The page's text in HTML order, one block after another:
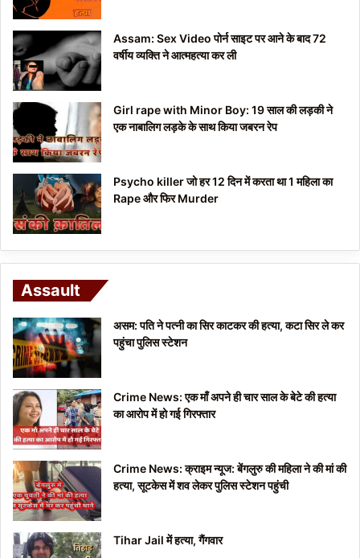
Assam: Sex Video पोर्न साइट पर आने के बाद 72
वर्षीय व्यक्ति ने आत्महत्या कर ली
Girl rape with Minor Boy: 19 साल की लड़की ने
एक नाबालिग लड़के के साथ किया जबरन रेप
Psycho killer जो हर 12 दिन में करता था 1 महिला का
Rape और फिर Murder
Assault
असम: पति ने पत्नी का सिर काटकर की हत्या, कटा सिर ले कर
पहुंचा पुलिस स्टेशन
Crime News: एक माँ अपने ही चार साल के बेटे की हत्या
का आरोप में हो गई गिरफ्तार
Crime News: क्राइम न्यूज: बेंगलुरु की महिला ने की मां की
हत्या, सूटकेस में शव लेकर पुलिस स्टेशन पहुंची
Tihar Jail में हत्या, गैंगवार